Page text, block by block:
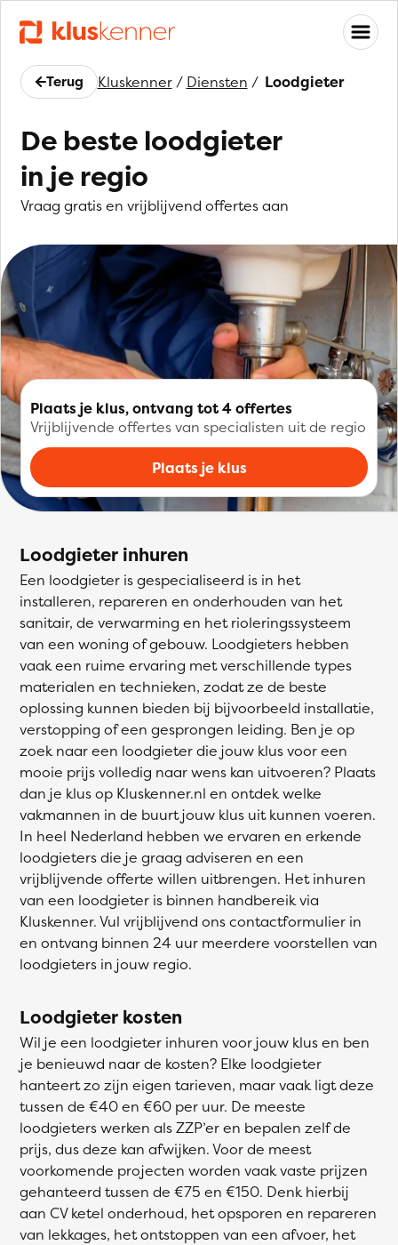
Terug Kluskenner/ Diensten / Loodgieter
De beste loodgieter
in je regio
Vraag gratis en vrijblijvend offertes aan
Plaats je klus, ontvang tot 4 offertes
Vrijblijvende offertes van specialisten uit de regio
Plaats je klus
Loodgieter inhuren
Een loodgieter is gespecialiseerd is in het
installeren, repareren en onderhouden van het
sanitair, de verwarming en het rioleringssysteem
van een woning of gebouw. Loodgieters hebben
vaak een ruime ervaring met verschillende types
materialen en technieken, zodat ze de beste
oplossing kunnen bieden bij bijvoorbeeld installatie,
verstopping of een gesprongen leiding. Ben je op
zoek naar een loodgieter die jouw klus voor een
mooie prijs volledig naar wens kan uitvoeren? Plaats
dan je klus op Kluskenner.nl en ontdek welke
vakmannen in de buurt jouw klus uit kunnen voeren.
In heel Nederland hebben we ervaren en erkende
loodgieters die je graag adviseren en een
vrijblijvende offerte willen uitbrengen. Het inhuren
van een loodgieter is binnen handbereik via
Kluskenner. Vul vrijblijvend ons contactformulier in
en ontvang binnen 24 uur meerdere voorstellen van
loodgieters in jouw regio.
Loodgieter kosten
Wil je een loodgieter inhuren voor jouw klus en ben
je benieuwd naar de kosten? Elke loodgieter
hanteert zo zijn eigen tarieven, maar vaak ligt deze
tussen de €40 en €60 per uur. De meeste
loodgieters werken als ZZP’er en bepalen zelf de
prijs, dus deze kan afwijken. Voor de meest
voorkomende projecten worden vaak vaste prijzen
gehanteerd tussen de €75 en €150. Denk hierbij
aan CV ketel onderhoud, het opsporen en repareren
van lekkages, het ontstoppen van een afvoer, het